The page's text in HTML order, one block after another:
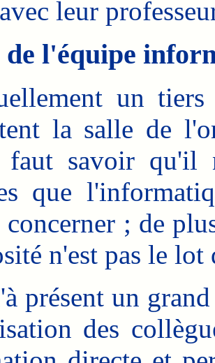
leur
l'équipe
un tiers
la salle de
savoir qu'il
que
concerner ; de
n'est pas le lot
présent un
des